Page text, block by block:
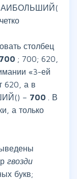
столбец
700 ; 700; 620,
«3-ей
620, а в
– 700
. В
а только
гвозди
букв;